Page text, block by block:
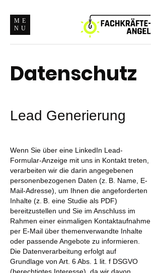
ME
NU
Datenschutz
Lead Generierung
Wenn Sie über eine LinkedIn Lead-
Formular-Anzeige mit uns in Kontakt treten,
verarbeiten wir die darin angegebenen
personenbezogenen Daten (z. B. Name, E-
Mail-Adresse), um Ihnen die angeforderten
Inhalte (z. B. eine Studie als PDF)
bereitzustellen und Sie im Anschluss im
Rahmen einer einmaligen Kontaktaufnahme
per E-Mail über themenverwandte Inhalte
oder passende Angebote zu informieren.
Die Datenverarbeitung erfolgt auf
Grundlage von Art. 6 Abs. 1 lit. f DSGVO